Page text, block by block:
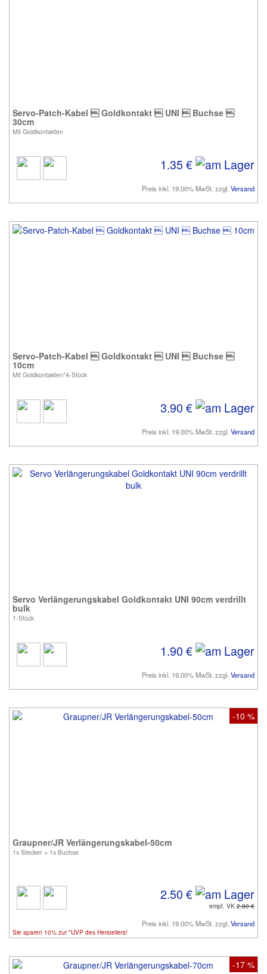
Servo-Patch-Kabel  Goldkontakt  UNI  Buchse 
30cm
Mit Goldkontakten
1.35 €
Preis inkl. 19.00% MwSt. zzgl. Versand
Servo-Patch-Kabel  Goldkontakt  UNI  Buchse 
10cm
Mit Goldkontakten*4-Stück
3.90 €
Preis inkl. 19.00% MwSt. zzgl. Versand
Servo Verlängerungskabel Goldkontakt UNI 90cm verdrillt
bulk
1-Stück
1.90 €
Preis inkl. 19.00% MwSt. zzgl. Versand
-10 %
Graupner/JR Verlängerungskabel-50cm
1x Stecker + 1x Buchse
2.50 €
empf. VK 2.80 €
Preis inkl. 19.00% MwSt. zzgl. Versand
Sie sparen 10% zur *UVP des Herstellers!
-17 %